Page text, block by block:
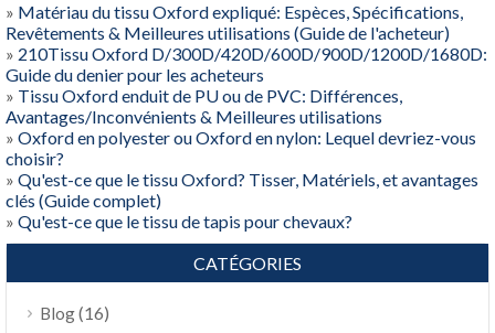
» Matériau du tissu Oxford expliqué: Espèces, Spécifications,
Revêtements & Meilleures utilisations (Guide de l'acheteur)
» 210Tissu Oxford D/300D/420D/600D/900D/1200D/1680D:
Guide du denier pour les acheteurs
» Tissu Oxford enduit de PU ou de PVC: Différences,
Avantages/Inconvénients & Meilleures utilisations
» Oxford en polyester ou Oxford en nylon: Lequel devriez-vous
choisir?
» Qu'est-ce que le tissu Oxford? Tisser, Matériels, et avantages
clés (Guide complet)
» Qu'est-ce que le tissu de tapis pour chevaux?
CATÉGORIES
Blog(16)